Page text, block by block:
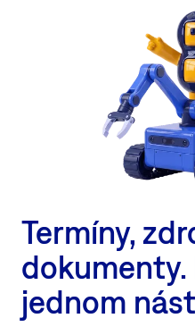
Termíny,
dokumenty.
jednom